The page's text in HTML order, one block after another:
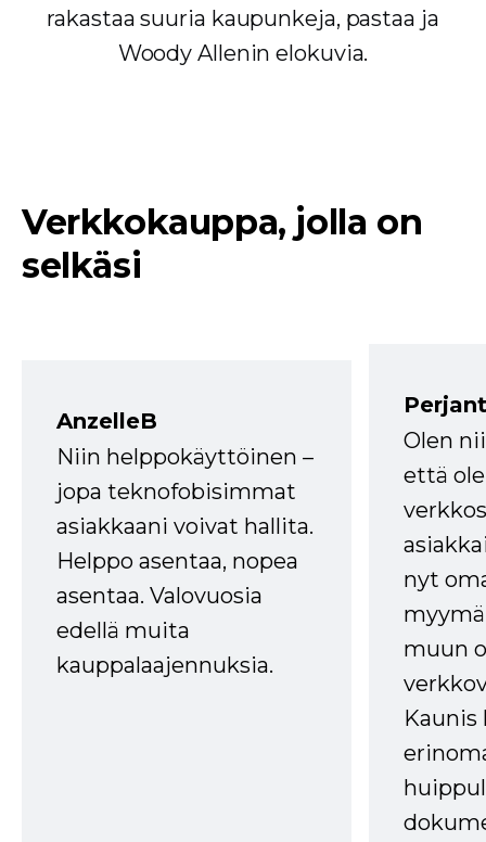
rakastaa suuria kaupunkeja, pastaa ja
Woody Allenin elokuvia.
Verkkokauppa, jolla on
selkäsi
AnzelleB
Niin helppokäyttöinen –
jopa teknofobisimmat
asiakkaani voivat hallita.
Helppo asentaa, nopea
asentaa. Valovuosia
edellä muita
kauppalaajennuksia.
Olen
että
nyt
muun
Kaunis